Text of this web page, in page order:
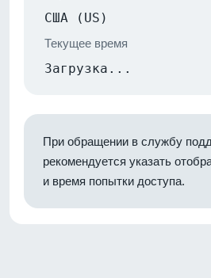
США (US)
Текущее время
Загрузка...
При обращении в службу
рекомендуется указать
и время попытки доступа.